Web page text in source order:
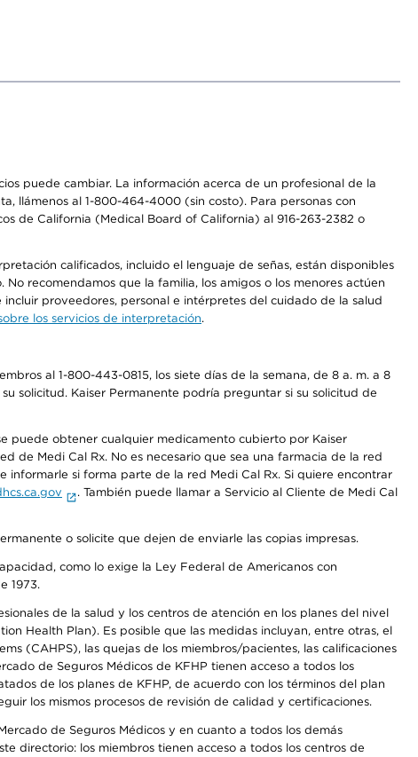
puede cambiar. La información acerca de un profesional de la
llámenos al 1-800-464-4000 (sin costo). Para personas con
de California (Medical Board of California) al 916-263-2382 o
calificados, incluido el lenguaje de señas, están disponibles
recomendamos que la familia, los amigos o los menores actúen
proveedores, personal e intérpretes del cuidado de la salud
los servicios de interpretación.
al 1-800-443-0815, los siete días de la semana, de 8 a. m. a 8
solicitud. Kaiser Permanente podría preguntar si su solicitud de
puede obtener cualquier medicamento cubierto por Kaiser
de Medi Cal Rx. No es necesario que sea una farmacia de la red
informarle si forma parte de la red Medi Cal Rx. Si quiere encontrar
. También puede llamar a Servicio al Cliente de Medi Cal
o solicite que dejen de enviarle las copias impresas.
como lo exige la Ley Federal de Americanos con
1973.
de la salud y los centros de atención en los planes del nivel
Health Plan). Es posible que las medidas incluyan, entre otras, el
(CAHPS), las quejas de los miembros/pacientes, las calificaciones
de Seguros Médicos de KFHP tienen acceso a todos los
de los planes de KFHP, de acuerdo con los términos del plan
los mismos procesos de revisión de calidad y certificaciones.
de Seguros Médicos y en cuanto a todos los demás
directorio: los miembros tienen acceso a todos los centros de